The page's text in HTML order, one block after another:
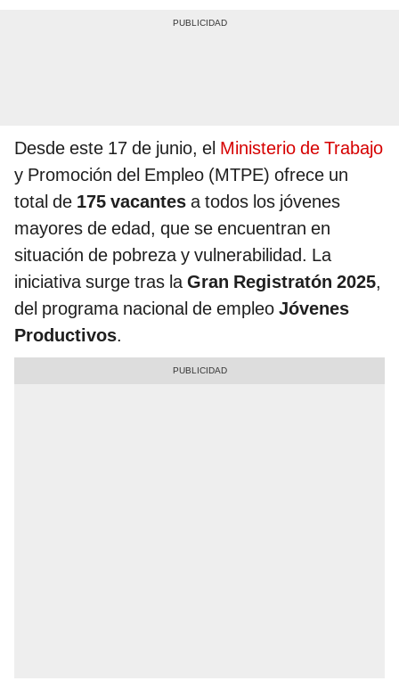
Desde este 17 de junio, el Ministerio de Trabajo
y Promoción del Empleo (MTPE) ofrece un
total de 175 vacantes a todos los jóvenes
mayores de edad, que se encuentran en
situación de pobreza y vulnerabilidad. La
iniciativa surge tras laGran Registratón 2025,
del programa nacional de empleo Jóvenes
Productivos.